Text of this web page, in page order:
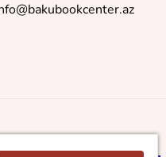
hüquqlar qorunur